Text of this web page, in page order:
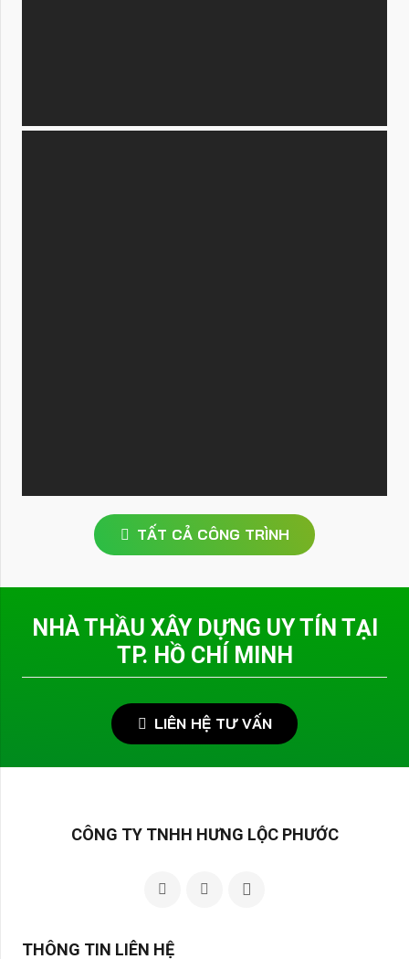
TẤT CẢ CÔNG TRÌNH
NHÀ THẦU XÂY DỰNG UY TÍN TẠI
TP. HỒ CHÍ MINH
LIÊN HỆ TƯ VẤN
CÔNG TY TNHH HƯNG LỘC PHƯỚC
THÔNG TIN LIÊN HỆ